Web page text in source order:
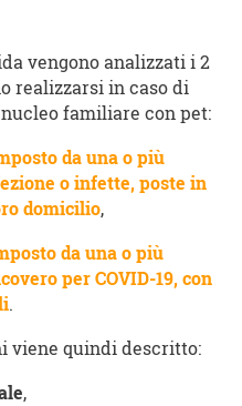
vengono analizzati i 2
realizzarsi in caso di
familiare con pet:
da una o più
o infette, poste in
domicilio,
da una o più
per COVID-19, con
.
viene quindi descritto:
,